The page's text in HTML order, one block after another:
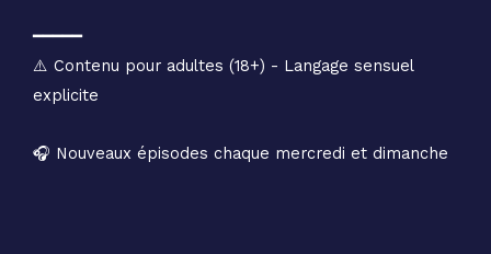
━━━━━
⚠️ Contenu pour adultes (18+) - Langage sensuel
explicite
🎧 Nouveaux épisodes chaque mercredi et dimanche